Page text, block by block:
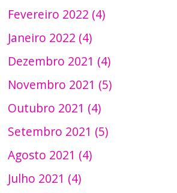
Fevereiro 2022 (4)
Janeiro 2022 (4)
Dezembro 2021 (4)
Novembro 2021 (5)
Outubro 2021 (4)
Setembro 2021 (5)
Agosto 2021 (4)
Julho 2021 (4)